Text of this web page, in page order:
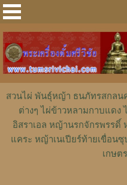
สวนไผ่ พันธุ์หญ้า ธนภัทรสกลน
ต่างๆ ไผ่ข้าวหลามกาบแด
อิสราเอล หญ้านรกจักรพรรดิ์
แคระ หญ้าเนเปียร์ท้ายเขื่อนซุ
เกษต